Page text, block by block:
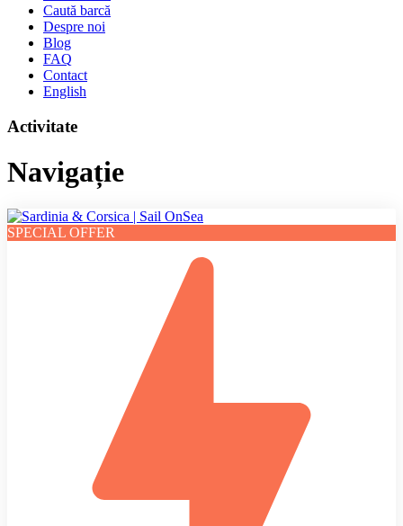
Caută barcă
Despre noi
Blog
FAQ
Contact
English
Activitate
Navigație
SPECIAL OFFER